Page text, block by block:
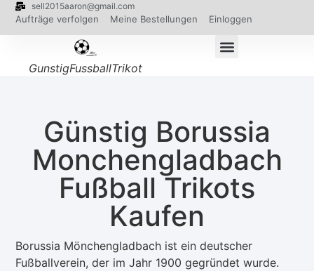
sell2015aaron@gmail.com
Aufträge verfolgen Meine Bestellungen Einloggen
GunstigFussballTrikot
Günstig Borussia
Monchengladbach
Fußball Trikots
Kaufen
Borussia Mönchengladbach ist ein deutscher
Fußballverein, der im Jahr 1900 gegründet wurde.